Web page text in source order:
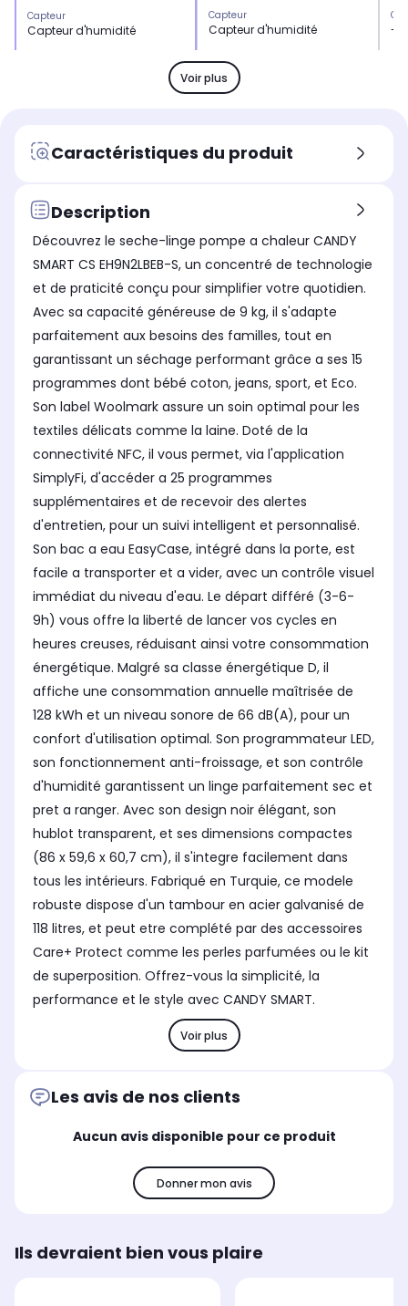
Capteur
Capteur d'humidité
Capteur
Capteur d'humidité
Départ différé ou fin différée
Départ différé 24 heures
-
Voir plus
Caractéristiques du produit
Description
Découvrez le seche-linge pompe a chaleur CANDY
SMART CS EH9N2LBEB-S, un concentré de technologie
et de praticité conçu pour simplifier votre quotidien.
Avec sa capacité généreuse de 9 kg, il s'adapte
parfaitement aux besoins des familles, tout en
garantissant un séchage performant grâce a ses 15
programmes dont bébé coton, jeans, sport, et Eco.
Son label Woolmark assure un soin optimal pour les
textiles délicats comme la laine. Doté de la
connectivité NFC, il vous permet, via l'application
SimplyFi, d'accéder a 25 programmes
supplémentaires et de recevoir des alertes
d'entretien, pour un suivi intelligent et personnalisé.
Son bac a eau EasyCase, intégré dans la porte, est
facile a transporter et a vider, avec un contrôle visuel
immédiat du niveau d'eau. Le départ différé (3-6-
9h) vous offre la liberté de lancer vos cycles en
heures creuses, réduisant ainsi votre consommation
énergétique. Malgré sa classe énergétique D, il
affiche une consommation annuelle maîtrisée de
128 kWh et un niveau sonore de 66 dB(A), pour un
confort d'utilisation optimal. Son programmateur LED,
son fonctionnement anti-froissage, et son contrôle
d'humidité garantissent un linge parfaitement sec et
pret a ranger. Avec son design noir élégant, son
hublot transparent, et ses dimensions compactes
(86 x 59,6 x 60,7 cm), il s'integre facilement dans
tous les intérieurs. Fabriqué en Turquie, ce modele
robuste dispose d'un tambour en acier galvanisé de
118 litres, et peut etre complété par des accessoires
Care+ Protect comme les perles parfumées ou le kit
de superposition. Offrez-vous la simplicité, la
performance et le style avec CANDY SMART.
Voir plus
Les avis de nos clients
Aucun avis disponible pour ce produit
Donner mon avis
Ils devraient bien vous plaire